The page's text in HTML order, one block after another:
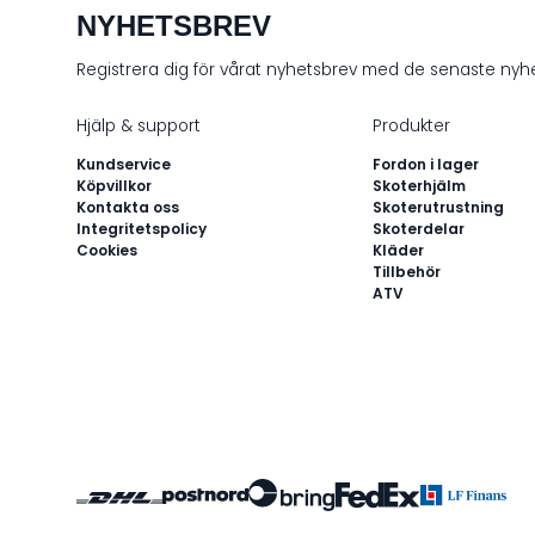
NYHETSBREV
Registrera dig för vårat nyhetsbrev med de senaste
Hjälp & support
Kundservice
Köpvillkor
Kontakta oss
Integritetspolicy
Cookies
Produkter
Fordon i lager
Skoterhjälm
Skoterutrustning
Skoterdelar
Kläder
Tillbehör
ATV